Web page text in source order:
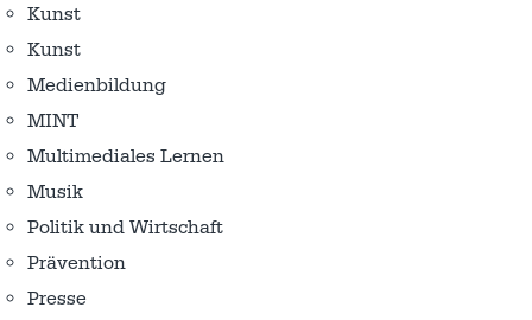
Kunst
Kunst
Medienbildung
MINT
Multimediales Lernen
Musik
Politik und Wirtschaft
Prävention
Presse